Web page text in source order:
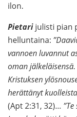
ilon.
Pietari julisti pian
helluntaina:
vannoen luvannut
oman
Kristuksen
herättänyt
(Apt 2:31, 32)…